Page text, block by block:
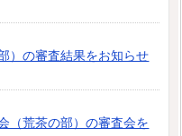
）の審査結果をお知らせ
（荒茶の部）の審査会を